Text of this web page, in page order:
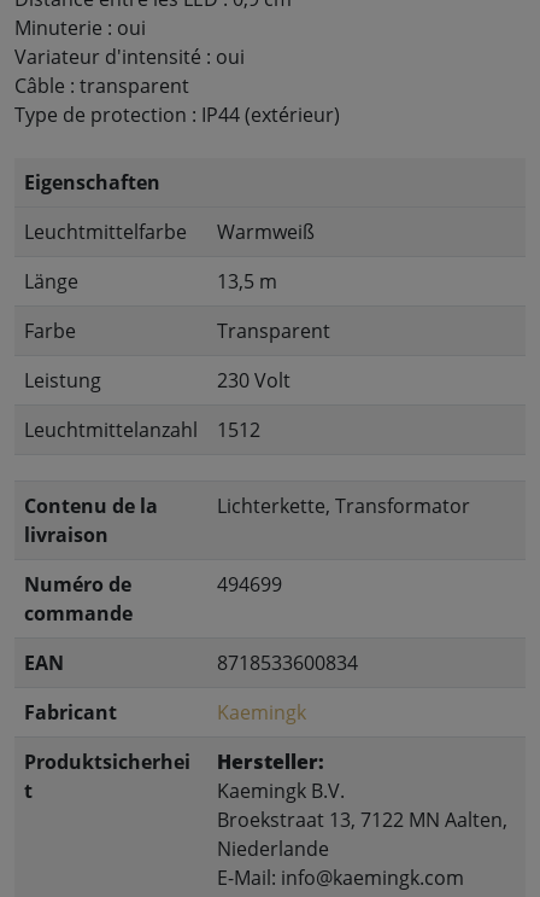
Minuterie : oui
Variateur d'intensité : oui
Câble : transparent
Type de protection : IP44 (extérieur)
Eigenschaften
Leuchtmittelfarbe
Warmweiß
Länge
13,5 m
Farbe
Transparent
Leistung
230 Volt
Leuchtmittelanzahl
1512
Contenu de la
livraison
Lichterkette, Transformator
Numéro de
commande
494699
EAN
8718533600834
Fabricant
Kaemingk
Produktsicherhei
t
Hersteller:
Kaemingk B.V.
Broekstraat 13, 7122 MN Aalten,
Niederlande
E-Mail: info@kaemingk.com